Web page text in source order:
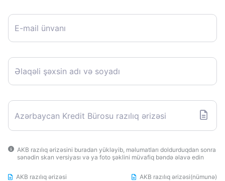
E-mail ünvanı
Əlaqəli şəxsin adı və soyadı
Azərbaycan Kredit Bürosu razılıq ərizəsi
AKB razılıq ərizəsini buradan yükləyib, məlumatları doldurduqdan sonra
sənədin skan versiyası və ya foto şəklini müvafiq bəndə əlavə edin
AKB razılıq ərizəsi AKB razılıq ərizəsi(nümunə)